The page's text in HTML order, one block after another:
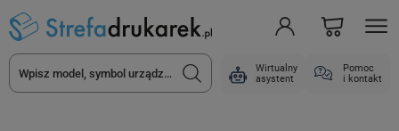
Wirtualny
asystent
Pomoc
i kontakt